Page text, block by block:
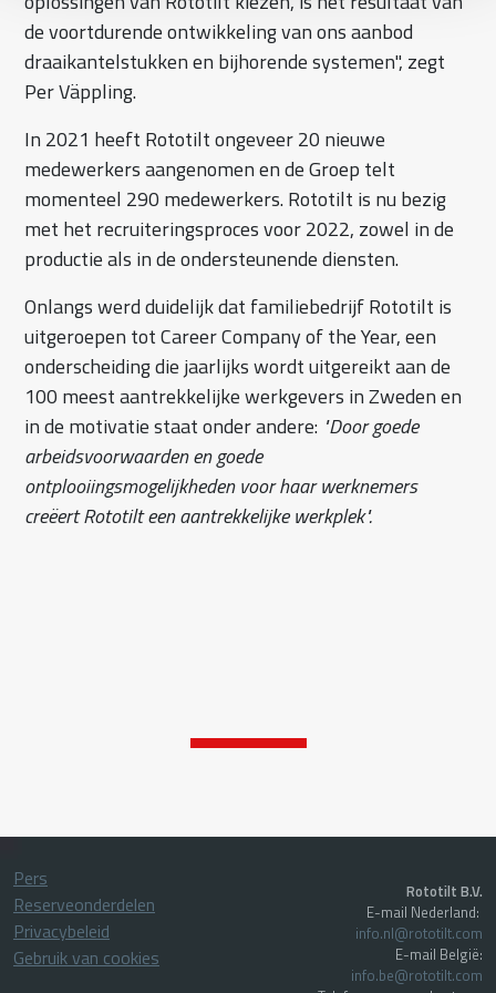
de voortdurende ontwikkeling van ons aanbod
draaikantelstukken en bijhorende systemen", zegt
Per Väppling.
In 2021 heeft Rototilt ongeveer 20 nieuwe
medewerkers aangenomen en de Groep telt
momenteel 290 medewerkers. Rototilt is nu bezig
met het recruiteringsproces voor 2022, zowel in de
productie als in de ondersteunende diensten.
Onlangs werd duidelijk dat familiebedrijf Rototilt is
uitgeroepen tot Career Company of the Year, een
onderscheiding die jaarlijks wordt uitgereikt aan de
100 meest aantrekkelijke werkgevers in Zweden en
in de motivatie staat onder andere: "Door goede
arbeidsvoorwaarden en goede
ontplooiingsmogelijkheden voor haar werknemers
creëert Rototilt een aantrekkelijke werkplek".
Pers
Reserveonderdelen
Privacybeleid
Gebruik van cookies
Rototilt B.V.
E-mail Nederland:
info.nl@rototilt.com
E-mail België:
info.be@rototilt.com